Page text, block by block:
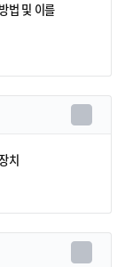
법 및 이를
치